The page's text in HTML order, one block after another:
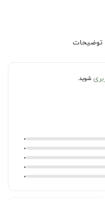
توضیحات
شوید.
0
0
0
0
0